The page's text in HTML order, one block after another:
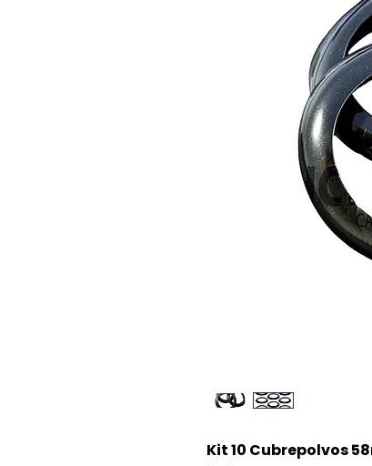
Kit 10 Cubrepolvos